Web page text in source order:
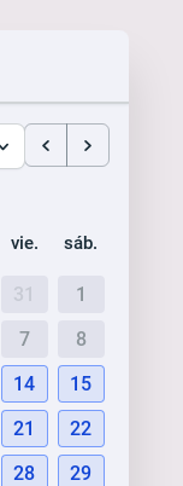
vie. sáb.
31
1
7
8
14
15
21
22
28
29